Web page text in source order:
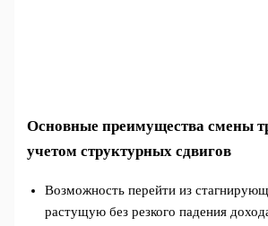
Основные преимущества смены
учетом структурных сдвигов
Возможность перейти из
растущую без резкого падения